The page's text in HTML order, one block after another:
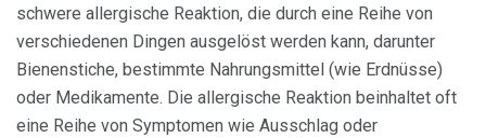
schwere allergische Reaktion, die durch eine Reihe von
verschiedenen Dingen ausgelöst werden kann, darunter
Bienenstiche, bestimmte Nahrungsmittel (wie Erdnüsse)
oder Medikamente. Die allergische Reaktion beinhaltet oft
eine Reihe von Symptomen wie Ausschlag oder